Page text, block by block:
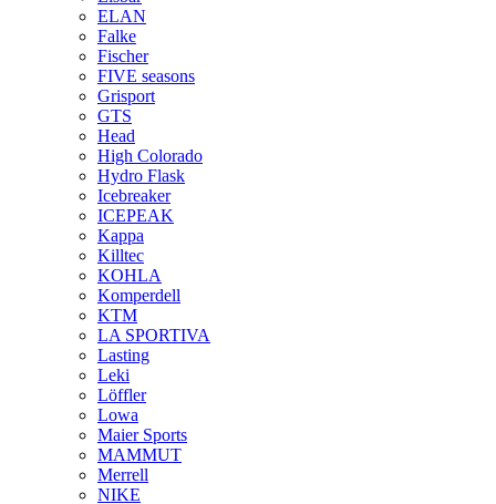
ELAN
Falke
Fischer
FIVE seasons
Grisport
GTS
Head
High Colorado
Hydro Flask
Icebreaker
ICEPEAK
Kappa
Killtec
KOHLA
Komperdell
KTM
LA SPORTIVA
Lasting
Leki
Löffler
Lowa
Maier Sports
MAMMUT
Merrell
NIKE